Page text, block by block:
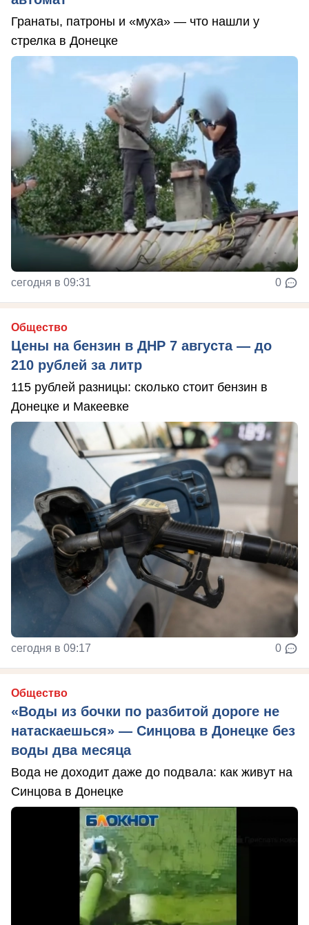
Гранаты, патроны и «муха» — что нашли у
стрелка в Донецке
сегодня в 09:31 0
Общество
Цены на бензин в ДНР 7 августа — до
210 рублей за литр
115 рублей разницы: сколько стоит бензин в
Донецке и Макеевке
сегодня в 09:17 0
Общество
«Воды из бочки по разбитой дороге не
натаскаешься» — Синцова в Донецке без
воды два месяца
Вода не доходит даже до подвала: как живут на
Синцова в Донецке